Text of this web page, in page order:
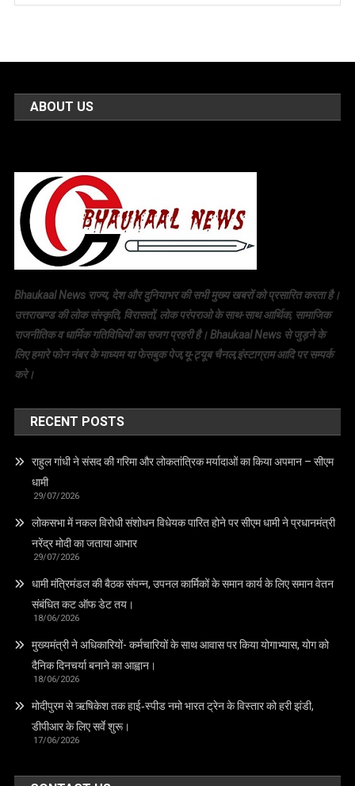
ABOUT US
Bhaukaal News राज्य, देश और दुनियाभर की सभी मुख्य खबरों को प्रसारित करता है।
उत्तराखण्ड की लोक संस्कृति, विरासतों, लोक परंपराओ के साथ-साथ आर्थिक, सामाजिक
राजनीतिक व धार्मिक गतिविधियों का सजग प्रहरी है। Bhaukaal News से जुड़ने के
लिए हमारे फोन नंबर के माध्यम या फेसबुक पेज,यू-ट्यूब चैनल,इंस्टाग्राम आदि पर सम्पर्क
करे।
RECENT POSTS
राहुल गांधी ने संसद की गरिमा और लोकतांत्रिक मर्यादाओं का किया अपमान – सीएम
धामी
29/07/2026
लोकसभा में नकल विरोधी संशोधन विधेयक पारित होने पर सीएम धामी ने प्रधानमंत्री
नरेंद्र मोदी का जताया आभार
29/07/2026
धामी मंत्रिमंडल की बैठक संपन्न, उपनल कार्मिकों के समान कार्य के लिए समान वेतन
संबंधित कट ऑफ डेट तय।
18/06/2026
मुख्यमंत्री ने अधिकारियों- कर्मचारियों के साथ आवास पर किया योगाभ्यास, योग को
दैनिक दिनचर्या बनाने का आह्वान।
18/06/2026
मोदीपुरम से ऋषिकेश तक हाई‑स्पीड नमो भारत ट्रेन के विस्तार को हरी झंडी,
डीपीआर के लिए सर्वे शुरू।
17/06/2026